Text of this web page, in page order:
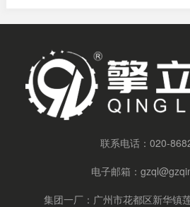
联系电话：020-
电子邮箱：
集团一厂：广州市花都区新华镇